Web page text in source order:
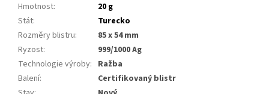
Hmotnost:
20 g
Stát:
Turecko
Rozměry blistru:
85 x 54 mm
Ryzost:
999/1000 Ag
Technologie výroby: Ražba
Balení:
Certifikovaný blistr